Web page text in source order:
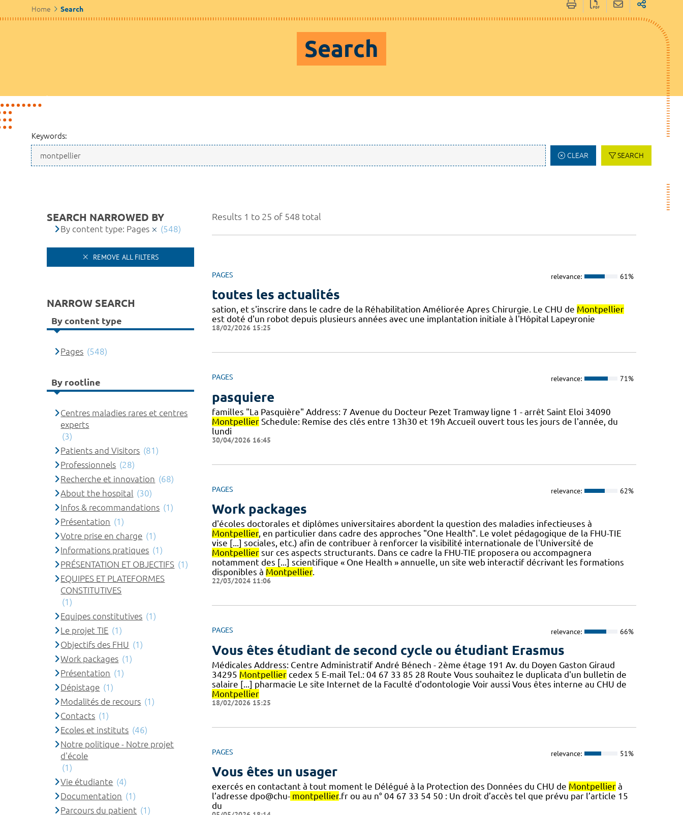
Home Search
Search
Keywords:
CLEAR SEARCH
Results 1 to 25 of 548 total
PAGES relevance: 61%
toutes les actualités
sation, et s'inscrire dans le cadre de la Réhabilitation Améliorée Apres Chirurgie. Le CHU de Montpellier
est doté d'un robot depuis plusieurs années avec une implantation initiale à l'Hôpital Lapeyronie
18/02/2026 15:25
PAGES relevance: 71%
pasquiere
familles "La Pasquière" Address: 7 Avenue du Docteur Pezet Tramway ligne 1 - arrêt Saint Eloi 34090
MontpellierSchedule: Remise des clés entre 13h30 et 19h Accueil ouvert tous les jours de l'année, du
lundi
30/04/2026 16:45
PAGES relevance: 62%
Work packages
d'écoles doctorales et diplômes universitaires abordent la question des maladies infectieuses à
Montpellier, en particulier dans cadre des approches "One Health". Le volet pédagogique de la FHU-TIE
vise [...] sociales, etc.) afin de contribuer à renforcer la visibilité internationale de l'Université de
Montpelliersur ces aspects structurants. Dans ce cadre la FHU-TIE proposera ou accompagnera
notamment des [...] scientifique « One Health » annuelle, un site web interactif décrivant les formations
disponibles à Montpellier.
22/03/2024 11:06
PAGES relevance: 66%
Vous êtes étudiant de second cycle ou étudiant Erasmus
Médicales Address: Centre Administratif André Bénech - 2ème étage 191 Av. du Doyen Gaston Giraud
34295 Montpelliercedex 5 E-mail Tel.: 04 67 33 85 28 Route Vous souhaitez le duplicata d'un bulletin de
salaire [...] pharmacie Le site Internet de la Faculté d'odontologie Voir aussi Vous êtes interne au CHU de
Montpellier
18/02/2026 15:25
PAGES relevance: 51%
Vous êtes un usager
exercés en contactant à tout moment le Délégué à la Protection des Données du CHU de Montpellierà
l’adresse dpo@chu- montpellier.fr ou au n° 04 67 33 54 50 : Un droit d’accès tel que prévu par l’article 15
du
SEARCH NARROWED BY
By content type: Pages (548)
REMOVE ALL FILTERS
NARROW SEARCH
By content type
Pages (548)
By rootline
Centres maladies rares et centres
experts
(3)
Patients and Visitors (81)
Professionnels (28)
Recherche et innovation (68)
About the hospital (30)
Infos & recommandations (1)
Présentation (1)
Votre prise en charge (1)
Informations pratiques (1)
PRÉSENTATION ET OBJECTIFS (1)
EQUIPES ET PLATEFORMES
CONSTITUTIVES
(1)
Equipes constitutives (1)
Le projet TIE (1)
Objectifs des FHU (1)
Work packages (1)
Présentation (1)
Dépistage (1)
Modalités de recours (1)
Contacts (1)
Ecoles et instituts (46)
Notre politique - Notre projet
d'école
(1)
Vie étudiante (4)
Documentation (1)
Parcours du patient (1)